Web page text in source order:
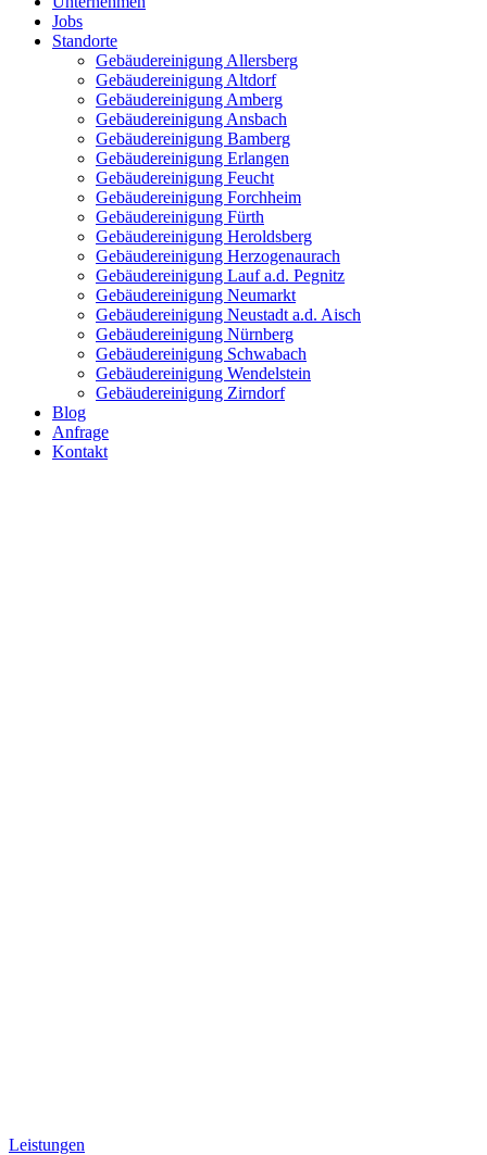
Jobs
Standorte
Gebäudereinigung Allersberg
Gebäudereinigung Altdorf
Gebäudereinigung Amberg
Gebäudereinigung Ansbach
Gebäudereinigung Bamberg
Gebäudereinigung Erlangen
Gebäudereinigung Feucht
Gebäudereinigung Forchheim
Gebäudereinigung Fürth
Gebäudereinigung Heroldsberg
Gebäudereinigung Herzogenaurach
Gebäudereinigung Lauf a.d. Pegnitz
Gebäudereinigung Neumarkt
Gebäudereinigung Neustadt a.d. Aisch
Gebäudereinigung Nürnberg
Gebäudereinigung Schwabach
Gebäudereinigung Wendelstein
Gebäudereinigung Zirndorf
Blog
Anfrage
Kontakt
Leistungen